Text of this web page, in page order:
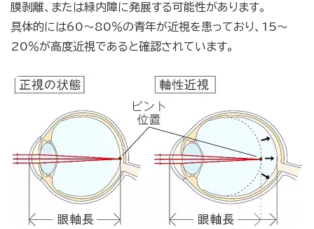
膜剥離、または緑内障に発展する可能性があります。
具体的には60～80％の青年が近視を患っており、15～
20％が高度近視であると確認されています。